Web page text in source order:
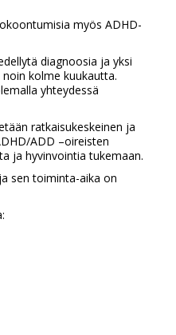
myös ADHD-
diagnoosia ja yksi
kolme kuukautta.
yhteydessä
ratkaisukeskeinen ja
ADD –oireisten
ja hyvinvointia tukemaan.
sen toiminta-aika on